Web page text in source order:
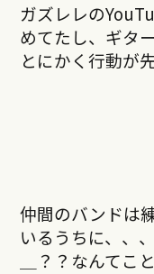
ガズレレの
めてたし、ギタ
とにかく行動が
仲間のバンドは
いるうちに、、
＿？？なんてこ